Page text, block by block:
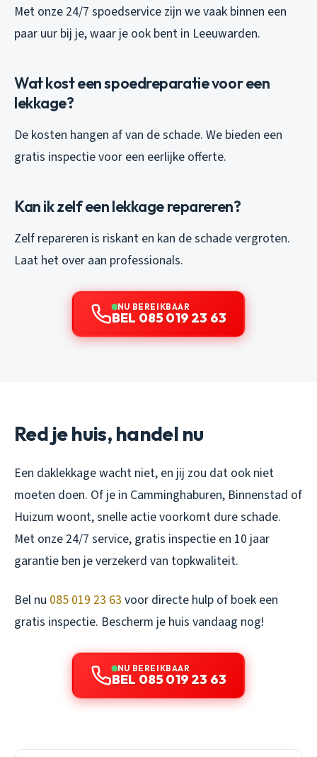
Met onze 24/7 spoedservice zijn we vaak binnen een
paar uur bij je, waar je ook bent in Leeuwarden.
Wat kost een spoedreparatie voor een
lekkage?
De kosten hangen af van de schade. We bieden een
gratis inspectie voor een eerlijke offerte.
Kan ik zelf een lekkage repareren?
Zelf repareren is riskant en kan de schade vergroten.
Laat het over aan professionals.
NU BEREIKBAAR
BEL 085 019 23 63
Red je huis, handel nu
Een daklekkage wacht niet, en jij zou dat ook niet
moeten doen. Of je in Camminghaburen, Binnenstad of
Huizum woont, snelle actie voorkomt dure schade.
Met onze 24/7 service, gratis inspectie en 10 jaar
garantie ben je verzekerd van topkwaliteit.
Bel nu 085 019 23 63 voor directe hulp of boek een
gratis inspectie. Bescherm je huis vandaag nog!
NU BEREIKBAAR
BEL 085 019 23 63